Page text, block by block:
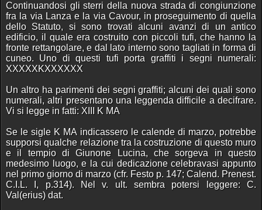
Continuandosi gli sterri della nuova strada di congiunzione
fra la via Lanza e la via Cavour, in proseguimento di quella
dello Statuto, si sono trovati alcuni avanzi di un antico
edificio, il quale era costruito con piccoli tufi, che hanno la
fronte rettangolare, e dal lato interno sono tagliati in forma di
cuneo. Uno di questi tufi porta graffiti i segni numerali:
XXXXXKXXXXXX
Un altro ha parimenti dei segni graffiti; alcuni dei quali sono
numerali, altri presentano una leggenda difficile a decifrare.
Vi si legge in fatti: XIII K MA
Se le sigle K MA indicassero le calende di marzo, potrebbe
supporsi qualche relazione tra la costruzione di questo muro
e il tempio di Giunone Lucina, che sorgeva in questo
medesimo luogo, e la cui dedicazione celebravasi appunto
nel primo giorno di marzo (cfr. Festo p. 147; Calend. Prenest.
C.I.L. I, p.314). Nel v. ult. sembra potersi leggere: C.
Val(erius) dat.